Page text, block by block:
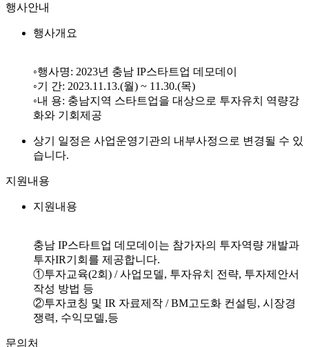
행사안내
행사개요
◦행사명: 2023년 충남 IP스타트업 데모데이
◦기 간: 2023.11.13.(월) ~ 11.30.(목)
◦내 용: 충남지역 스타트업을 대상으로 투자유치 역량강
화와 기회제공
상기 일정은 사업운영기관의 내부사정으로 변경될 수 있
습니다.
지원내용
지원내용
충남 IP스타트업 데모데이는 참가자의 투자역량 개발과
투자IR기회를 제공합니다.
①투자교육(2회) / 사업모델, 투자유치 전략, 투자제안서
작성 방법 등
②투자코칭 및 IR 자료제작 / BM고도화 컨설팅, 시장경
쟁력, 수익모델,등
문의처